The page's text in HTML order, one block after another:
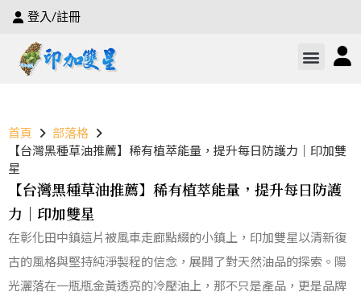
登入/註冊
首頁
部落格
【台灣黑種草油推薦】稀有植萃能量，提升每日防護力｜印加雙
星
【台灣黑種草油推薦】稀有植萃能量，提升每日防護
力｜印加雙星
在彰化田中鎮這片被風車走廊點綴的小鎮上，印加雙星以清新復
古的風格與堅持純淨製程的信念，展開了對天然油品的探索。陽
光灑落在一瓶瓶金黃透亮的冷壓油上，那不只是產品，更是品牌